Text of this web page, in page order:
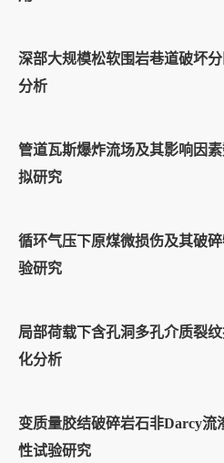
深部大规模松软围岩巷道破坏
分析
管道瓦斯爆炸流场及其影响因
拟研究
循环气压下原煤微损伤及其破
验研究
局部荷载下含孔洞多孔介质裂
化分析
变质量胶结破碎岩石非Darcy流
性试验研究